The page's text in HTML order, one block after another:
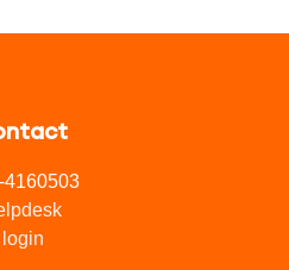
4160503
login